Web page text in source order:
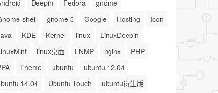
Deepin Fedora
gnome
shell
gnome 3 Google Hosting
Icon
KDE Kernel linux
LinuxDeepin
linux桌面 LNMP nginx
PHP
Theme ubuntu
ubuntu 12.04
14.04
Ubuntu Touch
ubuntu衍生版